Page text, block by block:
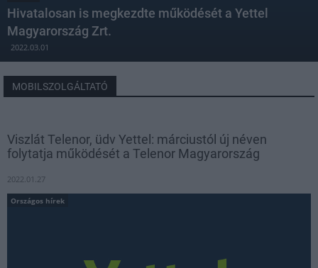
Hivatalosan is megkezdte működését a Yettel
Magyarország Zrt.
2022.03.01
MOBILSZOLGÁLTATÓ
Viszlát Telenor, üdv Yettel: márciustól új néven
folytatja működését a Telenor Magyarország
2022.01.27
Országos hírek